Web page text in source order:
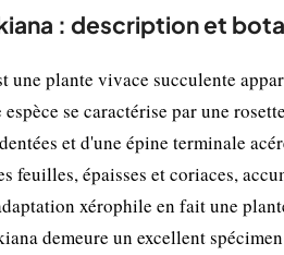
: description et
une plante vivace succulente
se caractérise par une
et d'une épine terminale
feuilles, épaisses et coriaces,
xérophile en fait une
demeure un excellent